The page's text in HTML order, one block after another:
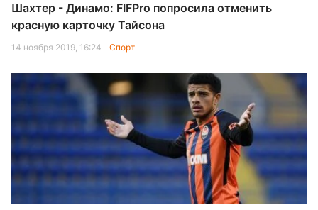
Шахтер - Динамо: FIFPro попросила отменить
красную карточку Тайсона
14 ноября 2019, 16:24 Спорт